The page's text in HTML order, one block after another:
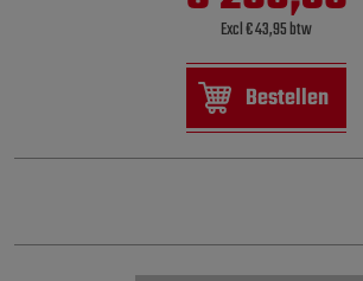
Excl € 43,95 btw
Bestellen